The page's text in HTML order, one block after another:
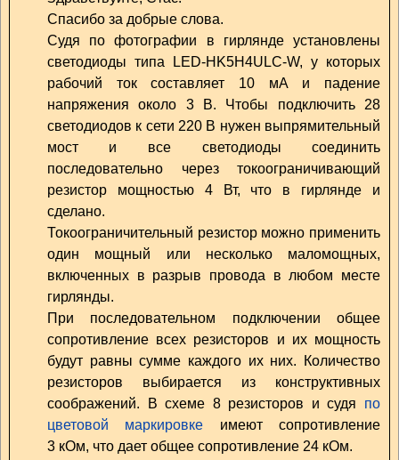
Спасибо за добрые слова.
Судя по фотографии в гирлянде установлены
светодиоды типа LED-HK5H4ULC-W, у которых
рабочий ток составляет 10 мА и падение
напряжения около 3 В. Чтобы подключить 28
светодиодов к сети 220 В нужен выпрямительный
мост и все светодиоды соединить
последовательно через токоограничивающий
резистор мощностью 4 Вт, что в гирлянде и
сделано.
Токоограничительный резистор можно применить
один мощный или несколько маломощных,
включенных в разрыв провода в любом месте
гирлянды.
При последовательном подключении общее
сопротивление всех резисторов и их мощность
будут равны сумме каждого их них. Количество
резисторов выбирается из конструктивных
соображений. В схеме 8 резисторов и судя по
цветовой маркировке имеют сопротивление
3 кОм, что дает общее сопротивление 24 кОм.